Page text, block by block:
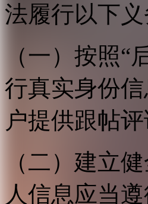
法履行以下义
（一）按照
行真实身份
户提供跟帖评
（二）建立
人信息应当